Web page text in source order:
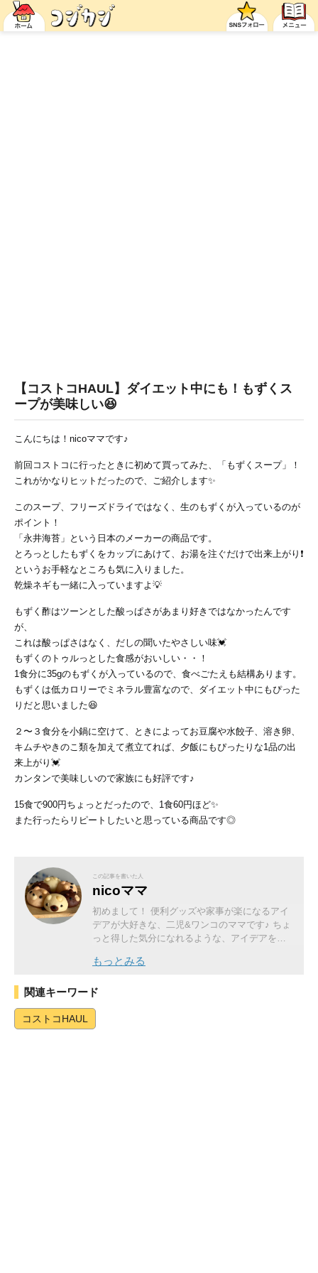
【コストコHAUL】ダイエット中にも！もずくス
ープが美味しい😆
こんにちは！nicoママです♪
前回コストコに行ったときに初めて買ってみた、「もずくスープ」！
これがかなりヒットだったので、ご紹介します✨
このスープ、フリーズドライではなく、生のもずくが入っているのが
ポイント！
「永井海苔」という日本のメーカーの商品です。
とろっとしたもずくをカップにあけて、お湯を注ぐだけで出来上がり❗
というお手軽なところも気に入りました。
乾燥ネギも一緒に入っていますよ💡
もずく酢はツーンとした酸っぱさがあまり好きではなかったんです
が、
これは酸っぱさはなく、だしの聞いたやさしい味💓
もずくのトゥルっとした食感がおいしい・・！
1食分に35gのもずくが入っているので、食べごたえも結構あります。
もずくは低カロリーでミネラル豊富なので、ダイエット中にもぴった
りだと思いました😆
２〜３食分を小鍋に空けて、ときによってお豆腐や水餃子、溶き卵、
キムチやきのこ類を加えて煮立てれば、夕飯にもぴったりな1品の出
来上がり💓
カンタンで美味しいので家族にも好評です♪
15食で900円ちょっとだったので、1食60円ほど✨
また行ったらリピートしたいと思っている商品です◎
この記事を書いた人
nicoママ
初めまして！ 便利グッズや家事が楽になるアイ
デアが大好きな、二児&ワンコのママです♪ ちょ
っと得した気分になれるような、アイデアを発
もっとみる
関連キーワード
コストコHAUL